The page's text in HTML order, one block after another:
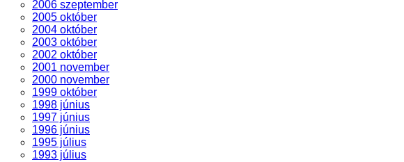
2006 szeptember
2005 október
2004 október
2003 október
2002 október
2001 november
2000 november
1999 október
1998 június
1997 június
1996 június
1995 július
1993 július